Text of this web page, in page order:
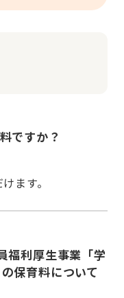
ですか？
ます。
福利厚生事業「学
保育料について